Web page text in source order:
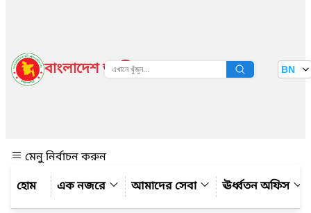
বাংলাদেশ জাতীয় তথ্য বাতায়ন BN
মেনু নির্বাচন করুন
এক নজরে
আমাদের সেবা ঊর্ধ্বতন অফিস